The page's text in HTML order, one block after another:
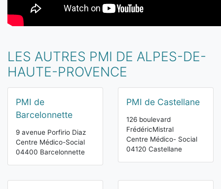
LES AUTRES PMI DE ALPES-DE-
HAUTE-PROVENCE
PMI de
Barcelonnette
9 avenue Porfirio Diaz
Centre Médico-Social
04400 Barcelonnette
PMI de Castellane
126 boulevard
FrédéricMistral
Centre Médico- Social
04120 Castellane